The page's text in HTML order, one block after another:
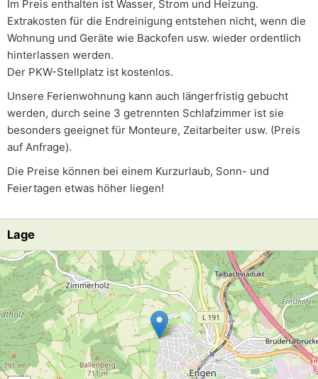
Im Preis enthalten ist Wasser, Strom und Heizung.
Extrakosten für die Endreinigung entstehen nicht, wenn die
Wohnung und Geräte wie Backofen usw. wieder ordentlich
hinterlassen werden.
Der PKW-Stellplatz ist kostenlos.
Unsere Ferienwohnung kann auch längerfristig gebucht
werden, durch seine 3 getrennten Schlafzimmer ist sie
besonders geeignet für Monteure, Zeitarbeiter usw. (Preis
auf Anfrage).
Die Preise können bei einem Kurzurlaub, Sonn- und
Feiertagen etwas höher liegen!
Lage
Lade Lageplan